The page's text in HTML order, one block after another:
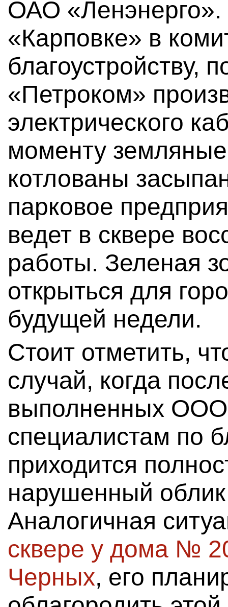
ОАО
«Карповке» в
благоустройству,
«Петроком»
электрического
моменту
котлованы
парковое
ведет в сквере
работы. Зеленая
открыться для
будущей недели.
Стоит отметить,
случай, когда
выполненных
специалистам по
приходится
нарушенный
Аналогичная
сквере у дома №
Черных, его